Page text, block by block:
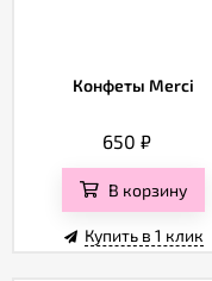
Конфеты Merci
650 ₽
В корзину
Купить в 1 клик